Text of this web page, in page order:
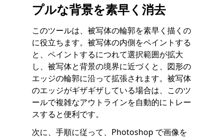
プルな背景を素早く消去
このツールは、被写体の輪郭を素早く描くの
に役立ちます。被写体の内側をペイントする
と、ペイントするにつれて選択範囲が拡大
し、被写体と背景の境界に近づくと、図形の
エッジの輪郭に沿って拡張されます。被写体
のエッジがギザギザしている場合は、このツ
ールで複雑なアウトラインを自動的にトレー
スすると便利です。
次に、手順に従って、Photoshop で画像を